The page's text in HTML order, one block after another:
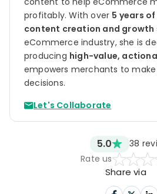
profitably. With over 5 years
content creation and
eCommerce industry, she is
producing high-value,
empowers merchants to
decisions.
Let's Collaborate
5.0 38
Rate us
Share via